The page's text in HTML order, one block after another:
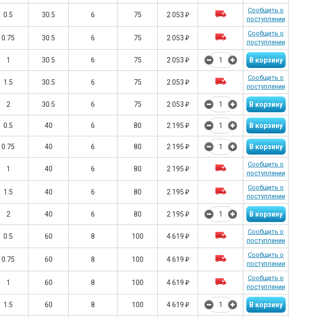
0.5 30.5 6 75 2 053 ₽
Сообщить о
поступлении
0.75 30.5 6 75 2 053 ₽
Сообщить о
поступлении
1 30.5 6 75 2 053 ₽
1.5 30.5 6 75 2 053 ₽
Сообщить о
поступлении
2 30.5 6 75 2 053 ₽
0.5 40 6 80 2 195 ₽
0.75 40 6 80 2 195 ₽
1 40 6 80 2 195 ₽
Сообщить о
поступлении
1.5 40 6 80 2 195 ₽
Сообщить о
поступлении
2 40 6 80 2 195 ₽
0.5 60 8 100 4 619 ₽
Сообщить о
поступлении
0.75 60 8 100 4 619 ₽
Сообщить о
поступлении
1 60 8 100 4 619 ₽
Сообщить о
поступлении
1.5 60 8 100 4 619 ₽